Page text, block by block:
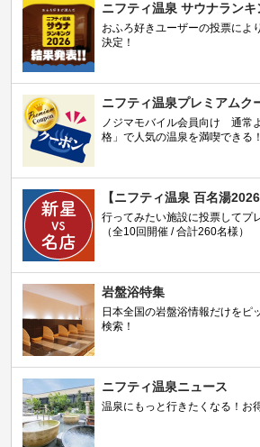
ニフティ温泉 サウナラン
おふろ好きユーザーの投票によ
決定！
ニフティ温泉プレミアムク
ノジマモバイル会員向け 通常
格」で人気の温泉を満喫できる！
【ニフティ温泉 百名湯2026
行ってみたい施設に投票してプ
（全10回開催 / 合計260名様）
岩盤浴特集
日本全国の岩盤浴情報だけをピ
検索！
ニフティ温泉ニュース
温泉にもっと行きたくなる！お